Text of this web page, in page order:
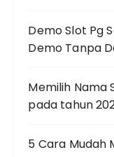
Demo Slot Pg
Demo Tanpa
Memilih Nama
pada tahun
5 Cara Mudah